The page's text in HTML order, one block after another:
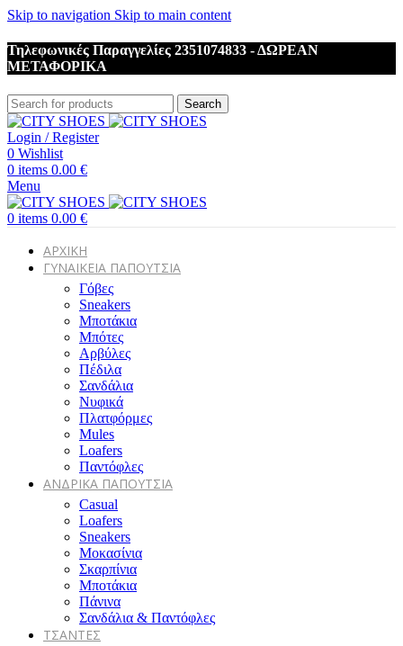
Skip to navigation Skip to main content
Τηλεφωνικές Παραγγελίες 2351074833 - ΔΩΡΕΑΝ
ΜΕΤΑΦΟΡΙΚΑ
Search
Login / Register
0 Wishlist
0 items 0.00 €
Menu
0 items 0.00 €
ΑΡΧΙΚΗ
ΓΥΝΑΙΚΕΙΑ ΠΑΠΟΥΤΣΙΑ
Γόβες
Sneakers
Μποτάκια
Μπότες
Αρβύλες
Πέδιλα
Σανδάλια
Νυφικά
Πλατφόρμες
Mules
Loafers
Παντόφλες
ΑΝΔΡΙΚΑ ΠΑΠΟΥΤΣΙΑ
Casual
Loafers
Sneakers
Μοκασίνια
Σκαρπίνια
Μποτάκια
Πάνινα
Σανδάλια & Παντόφλες
ΤΣΑΝΤΕΣ